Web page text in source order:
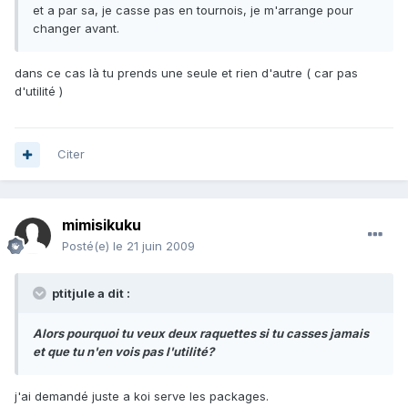
et a par sa, je casse pas en tournois, je m'arrange pour
changer avant.
dans ce cas là tu prends une seule et rien d'autre ( car pas
d'utilité )
Citer
mimisikuku
Posté(e) le 21 juin 2009
ptitjule a dit :
Alors pourquoi tu veux deux raquettes si tu casses jamais
et que tu n'en vois pas l'utilité?
j'ai demandé juste a koi serve les packages.